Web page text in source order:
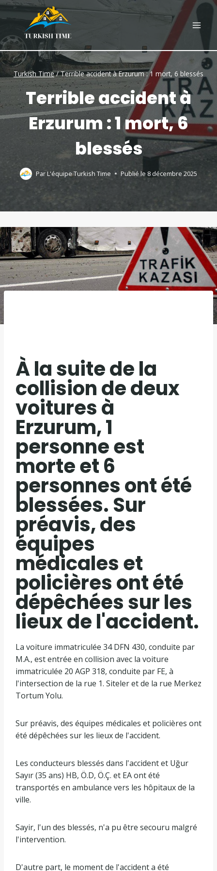
Skip
to
content
Turkish Time/Terrible accident à Erzurum : 1 mort, 6 blessés
Terrible accident à
Erzurum : 1 mort, 6
blessés
Par L'équipe Turkish Time Publié le 8 décembre 2025
À la suite de la
collision de deux
voitures à
Erzurum, 1
personne est
morte et 6
personnes ont été
blessées. Sur
préavis, des
équipes
médicales et
policières ont été
dépêchées sur les
lieux de l'accident.
La voiture immatriculée 34 DFN 430, conduite par
M.A., est entrée en collision avec la voiture
immatriculée 20 AGP 318, conduite par FE, à
l'intersection de la rue 1. Siteler et de la rue Merkez
Tortum Yolu.
Sur préavis, des équipes médicales et policières ont
été dépêchées sur les lieux de l'accident.
Les conducteurs blessés dans l'accident et Uğur
Sayır (35 ans) HB, Ö.D, Ö.Ç. et EA ont été
transportés en ambulance vers les hôpitaux de la
ville.
Sayir, l'un des blessés, n'a pu être secouru malgré
l'intervention.
D'autre part, le moment de l'accident a été